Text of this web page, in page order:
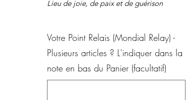
Lieu de joie, de paix et de guérison
rythme de vie effréné se rend à Nazareth
pour ses affaires. Sur les conseils d’un
autochtone, il frappe à la porte de
Joseph, Marie et Jésus.
Les propos de la Sainte Famille vont lui
Votre Point Relais (Mondial Relay) -
Plusieurs articles ? L'indiquer dans la
note en bas du Panier (facultatif)